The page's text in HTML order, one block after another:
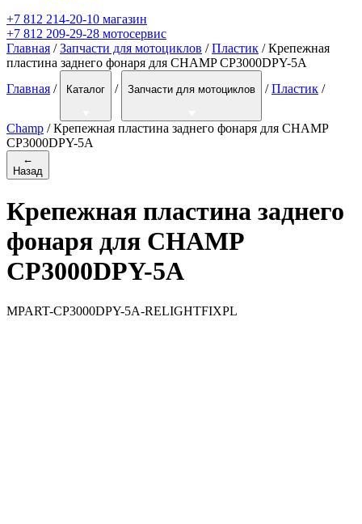
+7 812 214-20-10 магазин
+7 812 209-29-28 мотосервис
Главная /Запчасти для мотоциклов /Пластик / Крепежная
пластина заднего фонаря для CHAMP CP3000DPY-5A
Главная / Каталог / Запчасти для мотоциклов / Пластик /
Champ / Крепежная пластина заднего фонаря для CHAMP
CP3000DPY-5A
←
Назад
Крепежная пластина заднего
фонаря для CHAMP
CP3000DPY-5A
MPART-CP3000DPY-5A-RELIGHTFIXPL